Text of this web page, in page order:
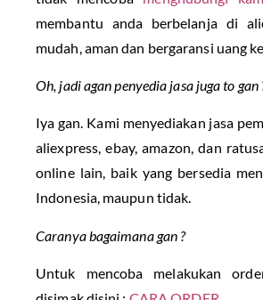
membantu anda berbelanja di
mudah, aman dan bergaransi uang
Oh, jadi agan penyedia jasa juga to gan
Iya gan. Kami menyediakan jasa
aliexpress, ebay, amazon, dan
online lain, baik yang bersedia
Indonesia, maupun tidak.
Caranya bagaimana gan ?
Untuk mencoba melakukan